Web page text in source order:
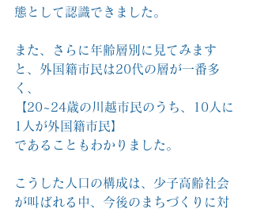
態として認識できました。
また、さらに年齢層別に見てみます
と、外国籍市民は20代の層が一番多
く、
【20~24歳の川越市民のうち、10人に
1人が外国籍市民】
であることもわかりました。
こうした人口の構成は、少子高齢社会
が叫ばれる中、今後のまちづくりに対